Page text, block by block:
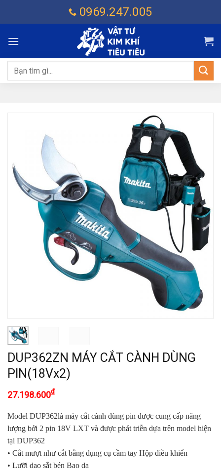
dung
0969.247.005
Tìm
kiếm:
DUP362ZN MÁY CẮT CÀNH DÙNG
PIN(18Vx2)
27.198.600₫
Model DUP362là máy cắt cành dùng pin được cung cấp năng
lượng bởi 2 pin 18V LXT và được phát triễn dựa trên model hiện
tại DUP362
• Cắt mượt như cắt bằng dụng cụ cầm tay Hộp điều khiển
• Lưỡi dao sắt bén Bao da